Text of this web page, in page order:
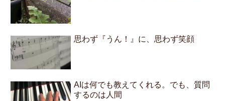
思わず『うん！』に、思わず笑顔
AIは何でも教えてくれる。でも、質問
するのは人間